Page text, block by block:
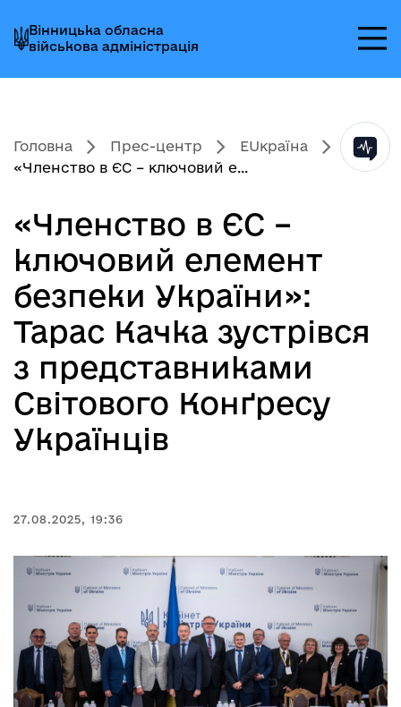
до
головного
меню
до
головного
вмісту
до
головного
колонтитула
Вінницька обласна
військова адміністрація
Головна Прес-центр
EUкраїна
«Членство в ЄС – ключовий е...
«Членство в ЄС –
ключовий елемент
безпеки України»:
Тарас Качка зустрівся
з представниками
Світового Конґресу
Українців
27.08.2025, 19:36